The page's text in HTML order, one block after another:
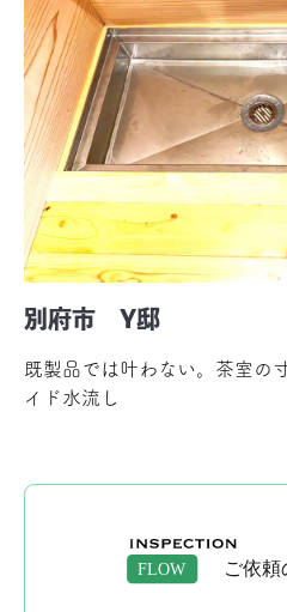
別府市 Y邸
既製品では叶わない。茶室の
イド水流し